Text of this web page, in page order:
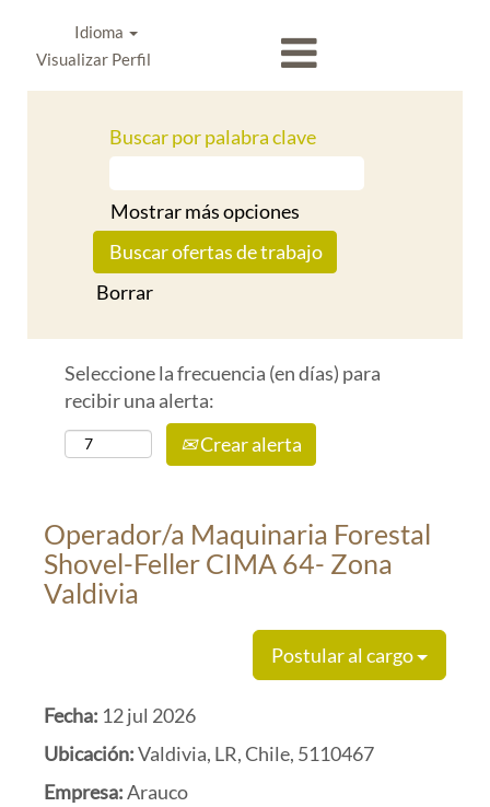
Idioma
Visualizar Perfil
Buscar por palabra clave
Mostrar más opciones
Borrar
Seleccione la frecuencia (en días) para
recibir una alerta:
Crear alerta
Operador/a Maquinaria Forestal
Shovel-Feller CIMA 64- Zona
Valdivia
Postular al cargo
Fecha: 12 jul 2026
Ubicación:Valdivia, LR, Chile, 5110467
Empresa:Arauco